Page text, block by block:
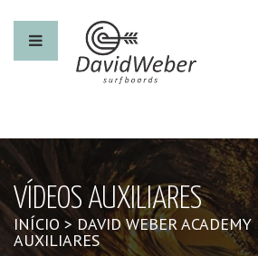
VÍDEOS AUXILIARES
INÍCIO > DAVID WEBER ACADEMY
AUXILIARES